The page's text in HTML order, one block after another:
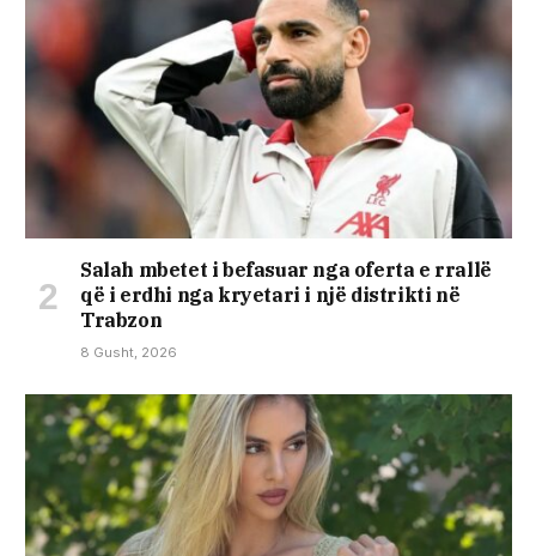
Salah mbetet i befasuar nga oferta e rrallë
që i erdhi nga kryetari i një distrikti në
Trabzon
8 Gusht, 2026